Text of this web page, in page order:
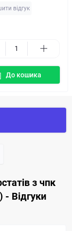
відгук
До кошика
з чпк
- Відгуки